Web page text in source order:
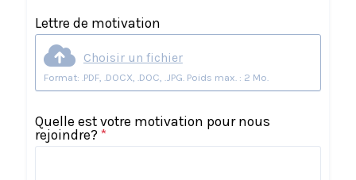
Lettre de motivation
Choisir un fichier
Format: .PDF, .DOCX, .DOC, .JPG. Poids max. : 2 Mo.
Quelle est votre motivation pour nous
rejoindre? *